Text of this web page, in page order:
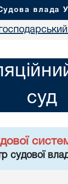
влада
суд
судової